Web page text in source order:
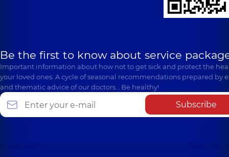
Be the first to know about service
Important information about how not to get sick and protect the
your loved ones. A cycle of seasonal recommendations prepared by
and thematic advice of our doctors… Be healthy!
Subscribe